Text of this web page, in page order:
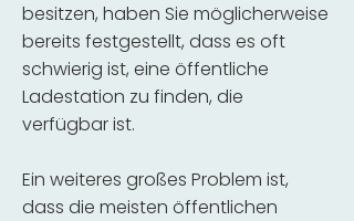
besitzen, haben Sie möglicherweise
bereits festgestellt, dass es oft
schwierig ist, eine öffentliche
Ladestation zu finden, die
verfügbar ist.
Ein weiteres großes Problem ist,
dass die meisten öffentlichen